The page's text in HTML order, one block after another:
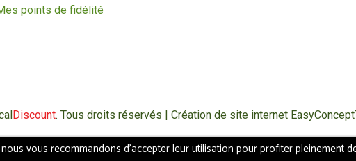
vous recommandons d'accepter leur utilisation pour profiter pleinement
points de fidélité
Discount. Tous droits réservés | Création de site internet